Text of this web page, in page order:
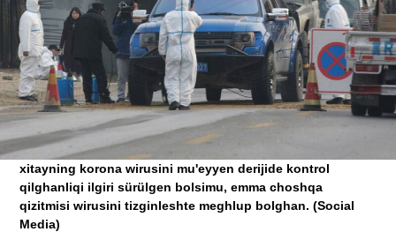
xitayning korona wirusini mu'eyyen derijide kontrol
qilghanliqi ilgiri sürülgen bolsimu, emma choshqa
qizitmisi wirusini tizginleshte meghlup bolghan.(Social
Media)